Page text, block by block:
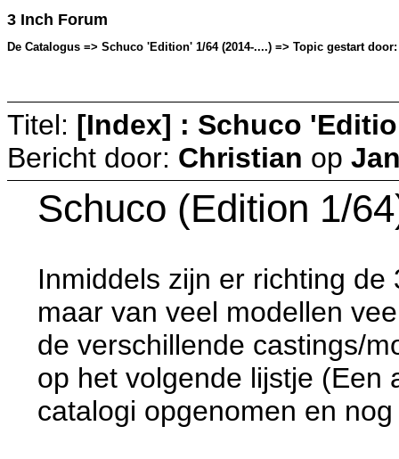
3 Inch Forum
De Catalogus => Schuco 'Edition' 1/64 (2014-....) => Topic gestart
Titel: [Index] : Schuco
Bericht door: Christian op
Schuco (Edition 1/
Inmiddels zijn er richting
maar van veel modellen
de verschillende castings/
op het volgende lijstje (Een
catalogi opgenomen en